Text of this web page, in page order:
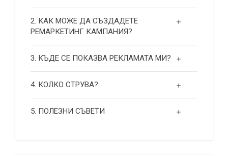
2. КАК МОЖЕ ДА СЪЗДАДЕТЕ
РЕМАРКЕТИНГ КАМПАНИЯ?
3. КЪДЕ СЕ ПОКАЗВА РЕКЛАМАТА МИ?
4. КОЛКО СТРУВА?
5. ПОЛЕЗНИ СЪВЕТИ